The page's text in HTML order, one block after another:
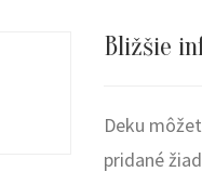
Bližšie
Deku
pridané